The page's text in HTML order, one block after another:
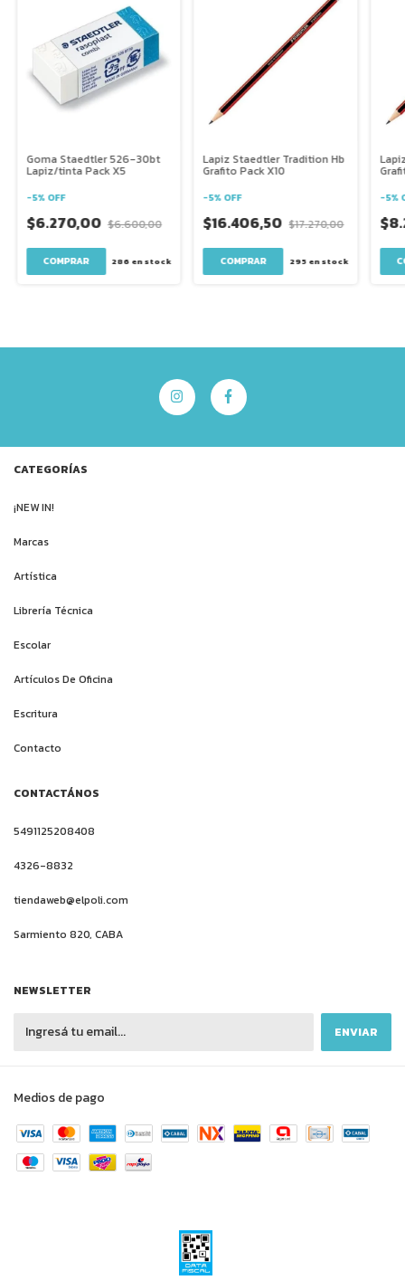
Goma Staedtler 526-30bt
Lapiz/tinta Pack X5
-5% OFF
$6.270,00 $6.600,00
286 en stock
Lapiz Staedtler Tradition Hb
Grafito Pack X10
-5% OFF
$16.406,50 $17.270,00
295 en stock
-5%
CATEGORÍAS
¡NEW IN!
Marcas
Artística
Librería Técnica
Escolar
Artículos De Oficina
Escritura
Contacto
CONTACTÁNOS
5491125208408
4326-8832
tiendaweb@elpoli.com
Sarmiento 820, CABA
NEWSLETTER
Medios de pago